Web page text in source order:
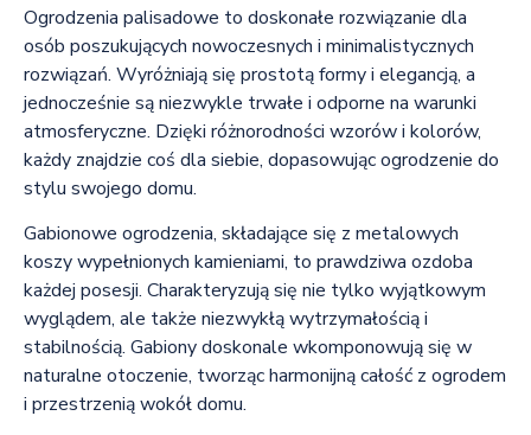
Ogrodzenia palisadowe to doskonałe rozwiązanie dla
osób poszukujących nowoczesnych i minimalistycznych
rozwiązań. Wyróżniają się prostotą formy i elegancją, a
jednocześnie są niezwykle trwałe i odporne na warunki
atmosferyczne. Dzięki różnorodności wzorów i kolorów,
każdy znajdzie coś dla siebie, dopasowując ogrodzenie do
stylu swojego domu.
Gabionowe ogrodzenia, składające się z metalowych
koszy wypełnionych kamieniami, to prawdziwa ozdoba
każdej posesji. Charakteryzują się nie tylko wyjątkowym
wyglądem, ale także niezwykłą wytrzymałością i
stabilnością. Gabiony doskonale wkomponowują się w
naturalne otoczenie, tworząc harmonijną całość z ogrodem
i przestrzenią wokół domu.